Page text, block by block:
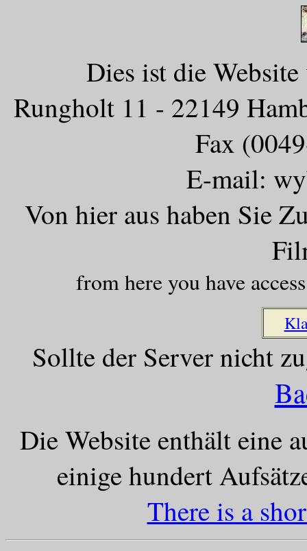
Dies ist die
Rungholt 11 - 22149
Fax
E-mail:
Von hier aus haben Sie
from here you have
Sollte der Server nicht
Die Website enthält eine
einige hundert
There is a